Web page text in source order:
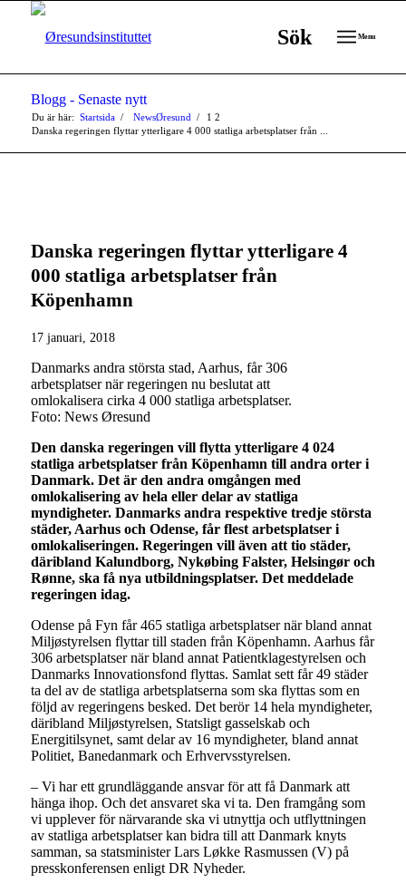
Sök Menu
Blogg - Senaste nytt
Du är här: Startsida 1
/ NewsØresund 2
/
Danska regeringen flyttar ytterligare 4 000 statliga arbetsplatser från ...
Danska regeringen flyttar ytterligare 4
000 statliga arbetsplatser från
Köpenhamn
17 januari, 2018
Danmarks andra största stad, Aarhus, får 306
arbetsplatser när regeringen nu beslutat att
omlokalisera cirka 4 000 statliga arbetsplatser.
Foto: News Øresund
Den danska regeringen vill flytta ytterligare 4 024
statliga arbetsplatser från Köpenhamn till andra orter i
Danmark. Det är den andra omgången med
omlokalisering av hela eller delar av statliga
myndigheter. Danmarks andra respektive tredje största
städer, Aarhus och Odense, får flest arbetsplatser i
omlokaliseringen. Regeringen vill även att tio städer,
däribland Kalundborg, Nykøbing Falster, Helsingør och
Rønne, ska få nya utbildningsplatser. Det meddelade
regeringen idag.
Odense på Fyn får 465 statliga arbetsplatser när bland annat
Miljøstyrelsen flyttar till staden från Köpenhamn. Aarhus får
306 arbetsplatser när bland annat Patientklagestyrelsen och
Danmarks Innovationsfond flyttas. Samlat sett får 49 städer
ta del av de statliga arbetsplatserna som ska flyttas som en
följd av regeringens besked. Det berör 14 hela myndigheter,
däribland Miljøstyrelsen, Statsligt gasselskab och
Energitilsynet, samt delar av 16 myndigheter, bland annat
Politiet, Banedanmark och Erhvervsstyrelsen.
– Vi har ett grundläggande ansvar för att få Danmark att
hänga ihop. Och det ansvaret ska vi ta. Den framgång som
vi upplever för närvarande ska vi utnyttja och utflyttningen
av statliga arbetsplatser kan bidra till att Danmark knyts
samman, sa statsminister Lars Løkke Rasmussen (V) på
presskonferensen enligt DR Nyheder.